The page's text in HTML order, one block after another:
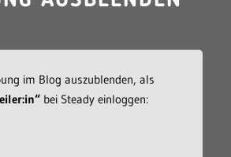
im Blog auszublenden, als
bei Steady einloggen: